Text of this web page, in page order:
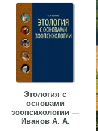
Этология с
основами
зоопсихологии —
Иванов А. А.